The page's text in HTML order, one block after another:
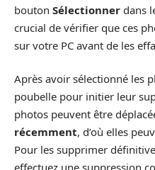
bouton Sélectionner dans
crucial de vérifier que ces
sur votre PC avant de les
Après avoir sélectionné les
poubelle pour initier leur
photos peuvent être
récemment, d’où elles
Pour les supprimer
effectuez une suppression